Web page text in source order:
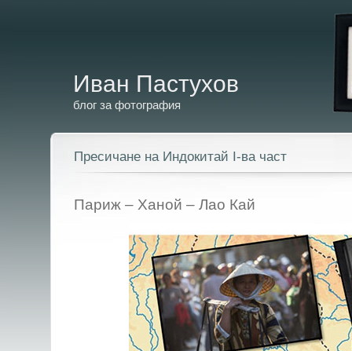
Иван Пастухов
блог за фотография
Пресичане на Индокитай I-ва част
Париж – Ханой – Лао Кай